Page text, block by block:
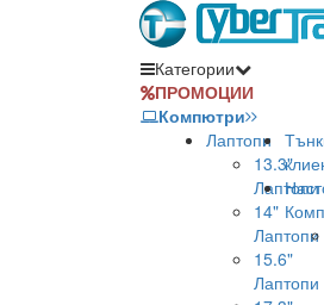
Категории
ПРОМОЦИИ
Компютри
Лаптопи
13.3"
Лаптопи
14"
Лаптопи
15.6"
Лаптопи